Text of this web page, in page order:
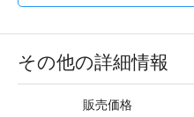
その他の詳細情報
販売価格